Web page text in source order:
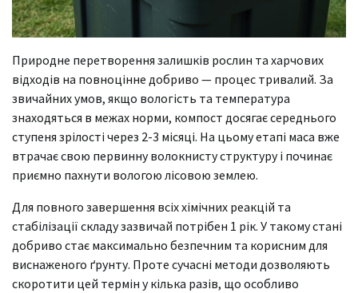
Природне перетворення залишків рослин та харчових
відходів на повноцінне добриво — процес тривалий. За
звичайних умов, якщо вологість та температура
знаходяться в межах норми, компост досягає середнього
ступеня зрілості через 2-3 місяці. На цьому етапі маса вже
втрачає свою первинну волокнисту структуру і починає
приємно пахнути вологою лісовою землею.
Для повного завершення всіх хімічних реакцій та
стабілізації складу зазвичай потрібен 1 рік. У такому стані
добриво стає максимально безпечним та корисним для
виснаженого ґрунту. Проте сучасні методи дозволяють
скоротити цей термін у кілька разів, що особливо